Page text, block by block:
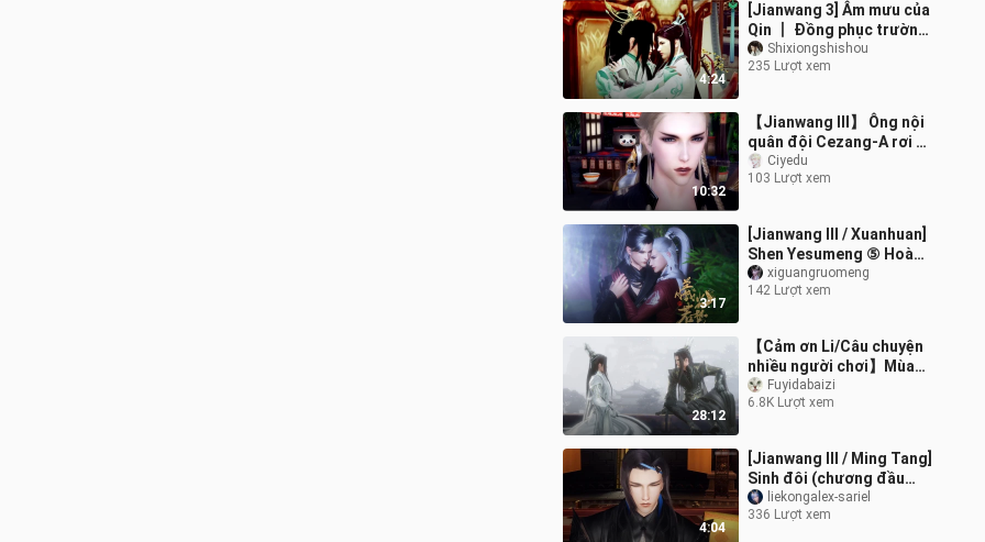
4:24
[Jianwang 3] Âm mưu của
Qin 丨 Đồng phục trường
Changge Tearing X
Battle 丨 (Phần 1)
Shixiongshishou
235 Lượt xem
10:32
【Jianwang III】 Ông nội
quân đội Cezang-A rơi từ
trên trời xuống, phiên
bản âm thanh số 2
Ciyedu
103 Lượt xem
3:17
[Jianwang III / Xuanhuan]
Shen Yesumeng ⑤ Hoàng
tử bé đáng ngờ của bạn
đang ở đây
xiguangruomeng
142 Lượt xem
28:12
【Cảm ơn Li/Câu chuyện
nhiều người chơi】Mùa
xuân vô định · Lịch sử
quá khứ
Fuyidabaizi
6.8K Lượt xem
4:04
[Jianwang III / Ming Tang]
Sinh đôi (chương đầu
tiên)liekongalex-sariel
336 Lượt xem